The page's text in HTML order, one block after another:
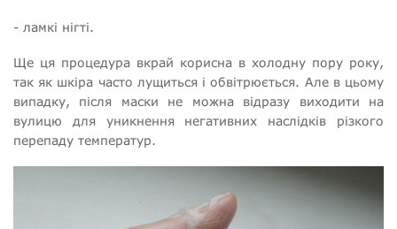
- ламкі нігті.
Ще ця процедура вкрай корисна в холодну пору року,
так як шкіра часто лущиться і обвітрюється. Але в цьому
випадку, після маски не можна відразу виходити на
вулицю для уникнення негативних наслідків різкого
перепаду температур.